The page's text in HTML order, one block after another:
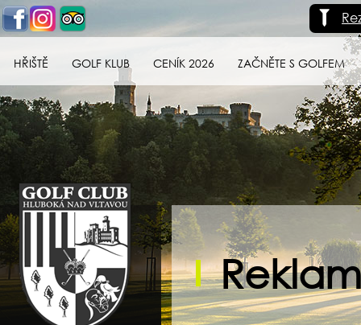
HŘIŠTĚ GOLF KLUB CENÍK 2026 ZAČNĚTE S GOLFEM
Golf klub Hluboká
nad Vltavou